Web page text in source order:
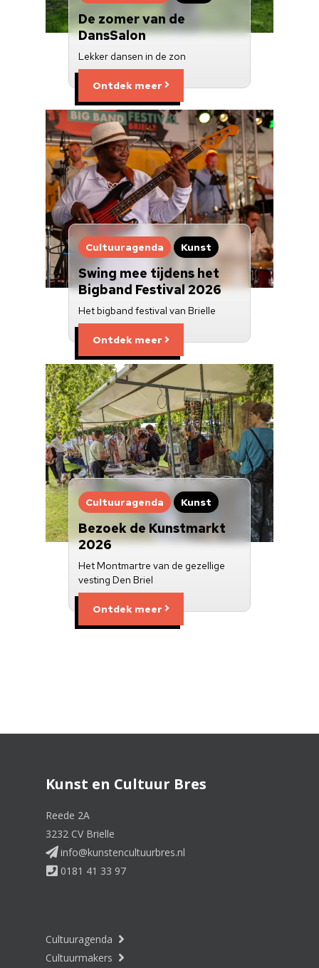
De zomer van de
DansSalon
Lekker dansen in de zon
Ontdek meer
Cultuuragenda Kunst
Swing mee tijdens het
Bigband Festival 2026
Het bigband festival van Brielle
Ontdek meer
Cultuuragenda Kunst
Bezoek de Kunstmarkt
2026
Het Montmartre van de gezellige
vesting Den Briel
Ontdek meer
Kunst en Cultuur Bres
Reede 2A
3232 CV Brielle
info@kunstencultuurbres.nl
0181 41 33 97
Cultuuragenda
Cultuurmakers
Nieuwsbrief
Doneren